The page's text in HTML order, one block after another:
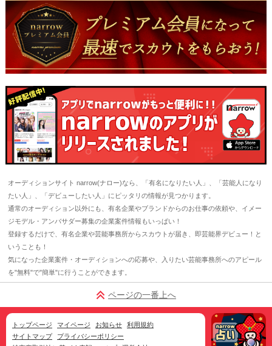
オーディションサイト narrow(ナロー)なら、「有名になりたい人」、「芸能人になり
たい人」、「デビューしたい人」にピッタリの情報が見つかります。
通常のオーディション以外にも、有名企業やブランドからのお仕事の依頼や、イメー
ジモデル・アンバサダー募集の企業案件情報もいっぱい！
登録するだけで、有名企業や芸能事務所からスカウトが届き、即芸能界デビュー！と
いうことも！
気になった企業案件・オーディションへの応募や、入りたい芸能事務所へのアピール
を"無料"で"簡単"に行うことができます。
ページの一番上へ
トップページ マイページ お知らせ
利用規約
サイトマップ
プライバシーポリシー